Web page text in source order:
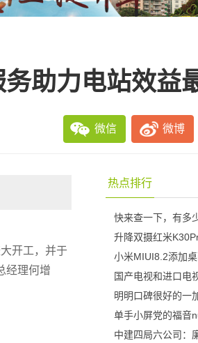
助力电站效益
微信 微博
开工，并于
经理何增
热点排行
快来查一下，有多
升降双摄红米
小米MIUI8.2添加
国产电视和进口电
明明口碑很好的一
单手小屏党的福音
中建四局六公司：